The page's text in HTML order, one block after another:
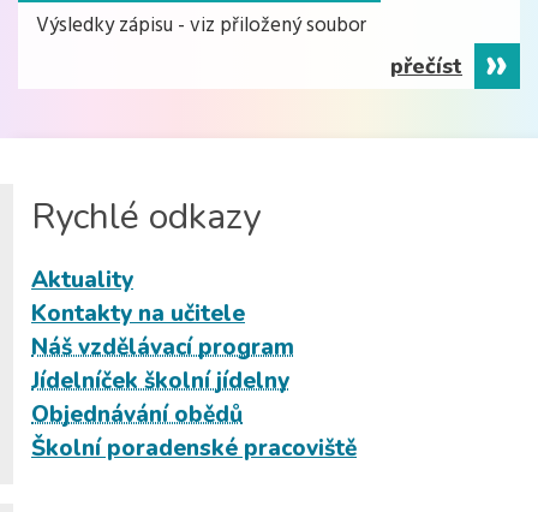
Výsledky zápisu - viz přiložený soubor
přečíst
Rychlé odkazy
Aktuality
Kontakty na učitele
Náš vzdělávací program
Jídelníček školní jídelny
Objednávání obědů
Školní poradenské pracoviště